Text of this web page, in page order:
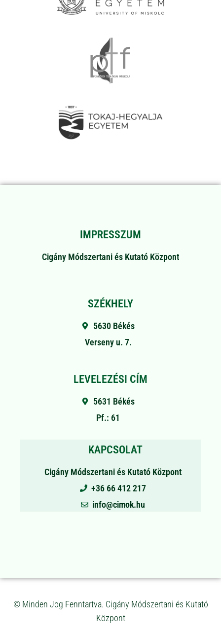
IMPRESSZUM
Cigány Módszertani és Kutató Központ
SZÉKHELY
5630 Békés
Verseny u. 7.
LEVELEZÉSI CÍM
5631 Békés
Pf.: 61
KAPCSOLAT
Cigány Módszertani és Kutató Központ
+36 66 412 217
info@cimok.hu
© Minden Jog Fenntartva. Cigány Módszertani és Kutató
Központ